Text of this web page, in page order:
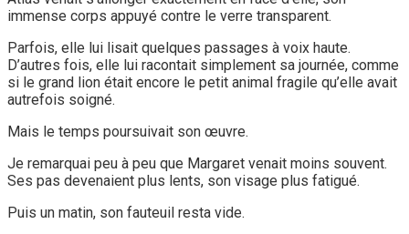
immense corps appuyé contre le verre transparent.
Parfois, elle lui lisait quelques passages à voix haute.
D’autres fois, elle lui racontait simplement sa journée, comme
si le grand lion était encore le petit animal fragile qu’elle avait
autrefois soigné.
Mais le temps poursuivait son œuvre.
Je remarquai peu à peu que Margaret venait moins souvent.
Ses pas devenaient plus lents, son visage plus fatigué.
Puis un matin, son fauteuil resta vide.